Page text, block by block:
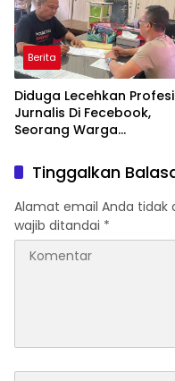
Berita
Diduga Lecehkan Profesi
Jurnalis Di Fecebook,
Seorang Warga
Tinggalkan
Alamat email Anda tidak
wajib ditandai *